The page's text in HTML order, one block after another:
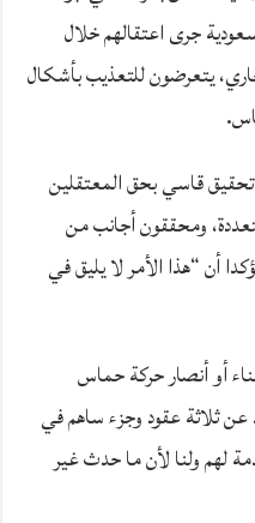
جرى اعتقالهم خلال
يتعرضون للتعذيب بأشكال
قاسي بحق المعتقلين
ومحققون أجانب من
أن “هذا الأمر لا يليق في
من أبناء أو أنصار حركة حماس
ثلاثة عقود وجزء ساهم في
لهم ولنا لأن ما حدث غير